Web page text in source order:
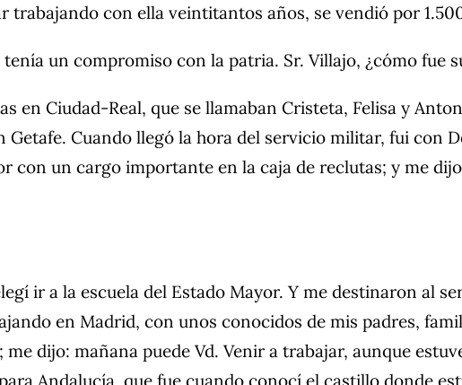
trabajando con ella veintitantos años, se vendió por
tenía un compromiso con la patria. Sr. Villajo, ¿cómo fue
en Ciudad-Real, que se llamaban Cristeta, Felisa y
Getafe. Cuando llegó la hora del servicio militar, fui con
con un cargo importante en la caja de reclutas; y me
ir a la escuela del Estado Mayor. Y me destinaron al
en Madrid, con unos conocidos de mis padres,
dijo: mañana puede Vd. Venir a trabajar, aunque
Andalucía, que fue cuando conocí el castillo donde